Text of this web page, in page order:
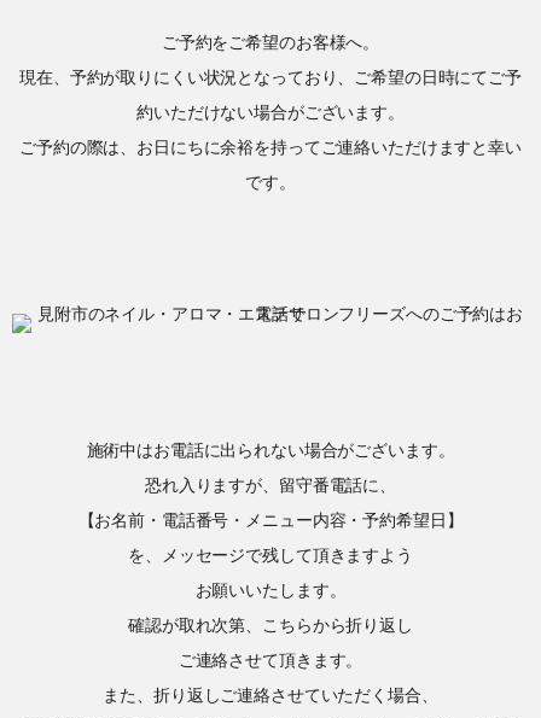
ご予約をご希望のお客様へ。
現在、予約が取りにくい状況となっており、ご希望の日時にてご予
約いただけない場合がございます。
ご予約の際は、お日にちに余裕を持ってご連絡いただけますと幸い
です。
施術中はお電話に出られない場合がございます。
恐れ入りますが、留守番電話に、
【お名前・電話番号・メニュー内容・予約希望日】
を、メッセージで残して頂きますよう
お願いいたします。
確認が取れ次第、こちらから折り返し
ご連絡させて頂きます。
また、折り返しご連絡させていただく場合、